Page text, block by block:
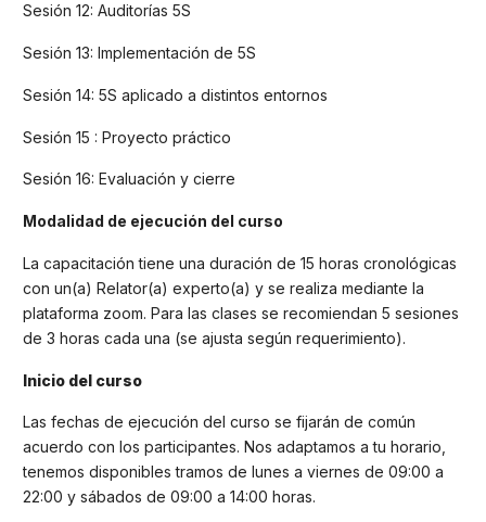
Sesión 12: Auditorías 5S
Sesión 13: Implementación de 5S
Sesión 14: 5S aplicado a distintos entornos
Sesión 15 : Proyecto práctico
Sesión 16: Evaluación y cierre
Modalidad de ejecución del curso
La capacitación tiene una duración de 15 horas cronológicas
con un(a) Relator(a) experto(a) y se realiza mediante la
plataforma zoom. Para las clases se recomiendan 5 sesiones
de 3 horas cada una (se ajusta según requerimiento).
Inicio del curso
Las fechas de ejecución del curso se fijarán de común
acuerdo con los participantes. Nos adaptamos a tu horario,
tenemos disponibles tramos de lunes a viernes de 09:00 a
22:00 y sábados de 09:00 a 14:00 horas.